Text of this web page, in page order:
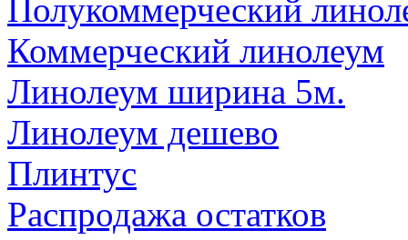
Полукоммерческий
Коммерческий линолеум
Линолеум ширина 5м.
Линолеум дешево
Плинтус
Распродажа остатков